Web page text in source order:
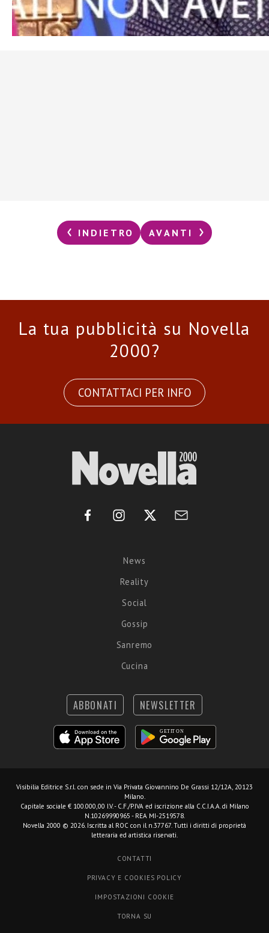
INDIETRO AVANTI
La tua pubblicità su Novella
2000?
CONTATTACI PER INFO
News
Reality
Social
Gossip
Sanremo
Cucina
ABBONATI NEWSLETTER
Visibilia Editrice S.r.l. con sede in Via Privata Giovannino De Grassi 12/12A, 20123
Milano.
Capitale sociale € 100.000,00 I.V. - C.F./P.IVA ed iscrizione alla C.C.I.A.A. di Milano
N.10269990965 - REA MI-2519578.
Novella 2000 © 2026. Iscritta al ROC con il n.37767. Tutti i diritti di proprietà
letteraria ed artistica riservati.
CONTATTI
PRIVACY E COOKIES POLICY
IMPOSTAZIONI COOKIE
TORNA SU